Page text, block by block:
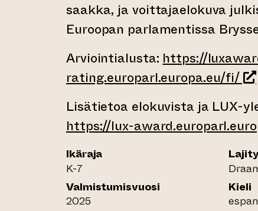
saakka, ja voittajaelokuva
Euroopan parlamentissa
Arviointialusta: https://
rating.europarl.europa.eu/fi/
Lisätietoa elokuvista ja LUX-
https://lux-
Ikäraja
K-7
Valmistumisvuosi
2025
Kieli